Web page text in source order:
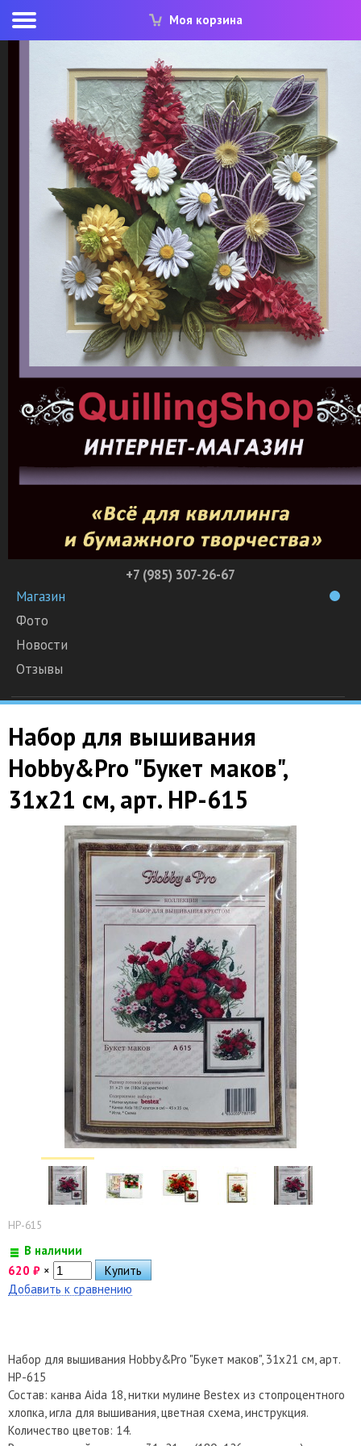
Моя корзина
+7 (985) 307-26-67
Магазин
Фото
Новости
Отзывы
Набор для вышивания
Hobby&Pro "Букет маков",
31х21 см, арт. HP-615
HP-615
В наличии
620 ₽ ×
Добавить к сравнению
Набор для вышивания Hobby&Pro "Букет маков", 31х21 см, арт.
HP-615
Состав: канва Aida 18, нитки мулине Bestex из стопроцентного
хлопка, игла для вышивания, цветная схема, инструкция.
Количество цветов: 14.